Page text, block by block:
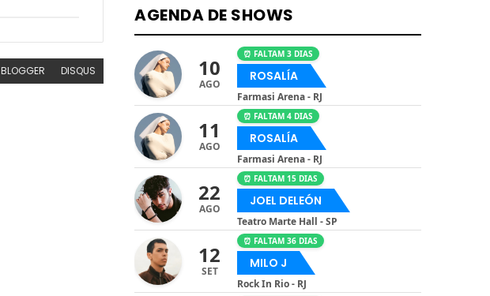
BLOGGER DISQUS
AGENDA DE SHOWS
10
AGO
⏰ FALTAM 3 DIAS
ROSALÍA
Farmasi Arena - RJ
11
AGO
⏰ FALTAM 4 DIAS
ROSALÍA
Farmasi Arena - RJ
22
AGO
⏰ FALTAM 15 DIAS
JOEL DELEÓN
Teatro Marte Hall - SP
12
SET
⏰ FALTAM 36 DIAS
MILO J
Rock In Rio - RJ